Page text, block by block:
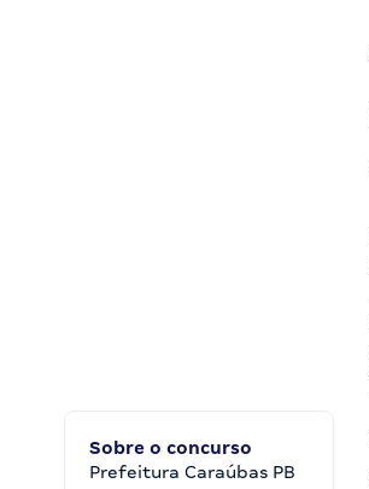
Sobre o concurso
Prefeitura Caraúbas PB